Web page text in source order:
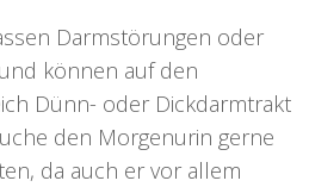
Darmstörungen oder
können auf den
Dünn- oder Dickdarmtrakt
den Morgenurin gerne
da auch er vor allem